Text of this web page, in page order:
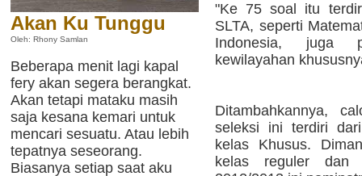
Akan Ku Tunggu
Oleh: Rhony Samlan
Beberapa menit lagi kapal
fery akan segera berangkat.
Akan tetapi mataku masih
saja kesana kemari untuk
mencari sesuatu. Atau lebih
tepatnya seseorang.
Biasanya setiap saat aku
"Ke 75 soal itu
SLTA, seperti
Indonesia, juga
kewilayahan
Ditambahkannya,
seleksi ini terdiri
kelas Khusus.
kelas reguler dan